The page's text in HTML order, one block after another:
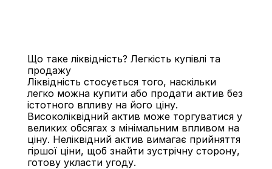
Назад
Що таке ліквідність? Легкість купівлі та
продажу
Ліквідність стосується того, наскільки
легко можна купити або продати актив без
істотного впливу на його ціну.
Високоліквідний актив може торгуватися у
великих обсягах з мінімальним впливом на
ціну. Неліквідний актив вимагає прийняття
гіршої ціни, щоб знайти зустрічну сторону,
готову укласти угоду.